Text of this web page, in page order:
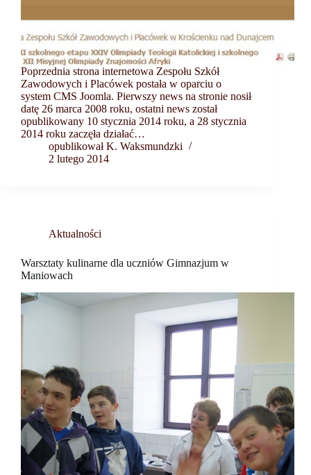
Poprzednia strona internetowa Zespołu Szkół
Zawodowych i Placówek postała w oparciu o
system CMS Joomla. Pierwszy news na stronie nosił
datę 26 marca 2008 roku, ostatni news został
opublikowany 10 stycznia 2014 roku, a 28 stycznia
2014 roku zaczęła działać…
opublikował K. Waksmundzki
2 lutego 2014
Aktualności
Warsztaty kulinarne dla uczniów Gimnazjum w
Maniowach